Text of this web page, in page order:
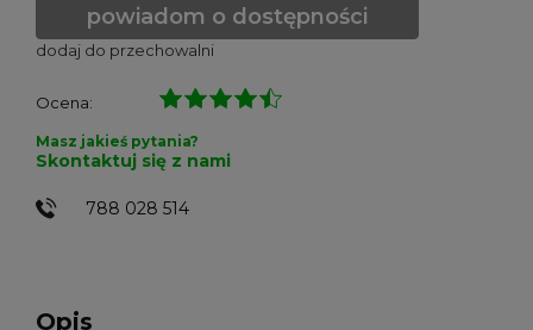
powiadom o dostępności
dodaj do przechowalni
Ocena:
Masz jakieś pytania?
Skontaktuj się z nami
788 028 514
Opis